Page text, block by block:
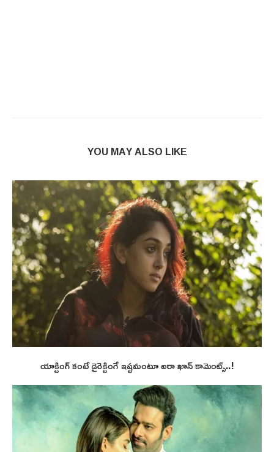
YOU MAY ALSO LIKE
యాక్టింగ్ కంటే డైరెక్టింగే ఇష్టమంటూ ఐరా ఖాన్ కామెంట్స్..!